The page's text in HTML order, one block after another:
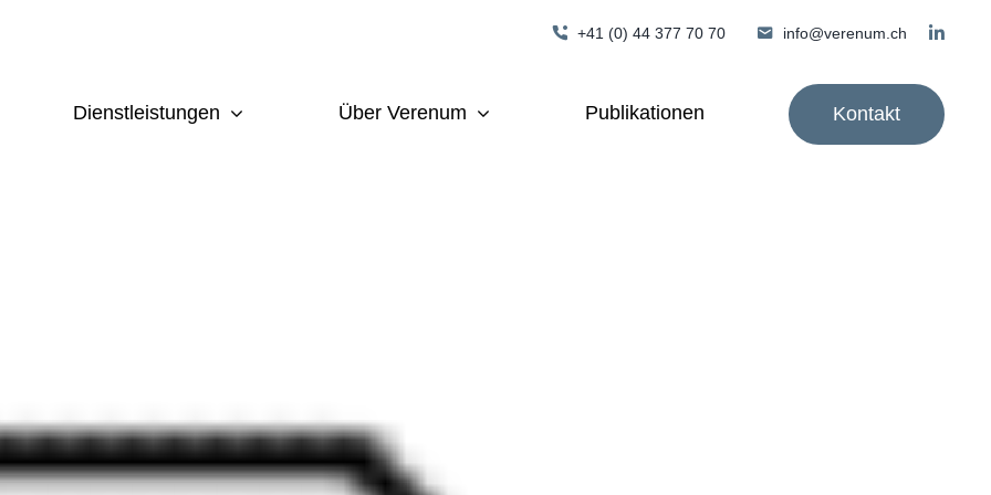
+41 (0) 44 377 70 70 info@verenum.ch
Dienstleistungen Über Verenum Publikationen Kontakt